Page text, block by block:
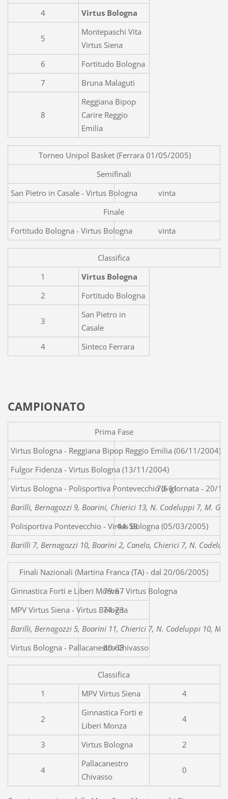
4
Virtus Bologna
5
Montepaschi Vita
Virtus Siena
6
Fortitudo Bologna
7
Bruna Malaguti
8
Reggiana Bipop
Carire Reggio
Emilia
Torneo Unipol Basket (Ferrara 01/05/2005)
Semifinali
San Pietro in Casale -
vinta
Finale
Fortitudo Bologna - Virtus Bologna
vinta
Classifica
1
Virtus Bologna
2
Fortitudo Bologna
3
San Pietro in
Casale
4
Sinteco Ferrara
CAMPIONATO
Prima Fase
Virtus Bologna - Reggiana Bipop Reggio Emilia (06/11/2004)
Fulgor Fidenza - Virtus Bologna (13/11/2004)
Virtus Bologna - Polisportiva
70-61
Barilli, Bernagozzi 9, Boarini, Chierici 13, N. Codeluppi 7, M.
Polisportiva Pontevecchio - Virtus Bologna (05/03/2005)
44-58
Barilli 7, Bernagozzi 10, Boarini 2, Canelo, Chierici 7, N.
Finali Nazionali (Martina Franca (TA) - dal 20/06/2005)
Ginnastica Forti e Liberi
79-67
MPV Virtus Siena - Virtus Bologna
74-73
Barilli, Bernagozzi 5, Boarini 11, Chierici 7, N. Codeluppi 10,
Virtus Bologna - Pallacanestro Chivasso
80-68
Classifica
1
MPV Virtus Siena 4
2
Ginnastica Forti e
Liberi Monza
4
3 Virtus Bologna 2
4
Pallacanestro
Chivasso
0